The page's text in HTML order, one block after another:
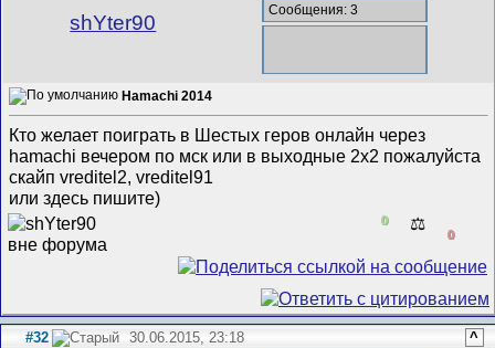
shYter90
Сообщения: 3
Hamachi 2014
Кто желает поиграть в Шестых геров онлайн через
hamachi вечером по мск или в выходные 2х2 пожалуйста
скайп vreditel2, vreditel91
или здесь пишите)
0 ⚖️
0
#32 30.06.2015, 23:18 ^